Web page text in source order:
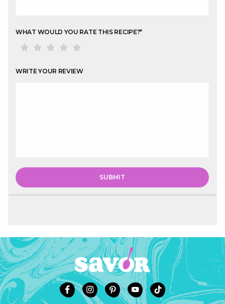
WHAT WOULD YOU RATE THIS RECIPE?*
WRITE YOUR REVIEW